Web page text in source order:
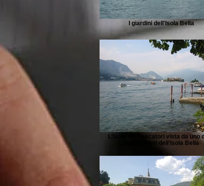
I giardini dell'Isola Bella
L'Isola dei Pescatori vista da uno
imbarcaderi dell'Isola Bella